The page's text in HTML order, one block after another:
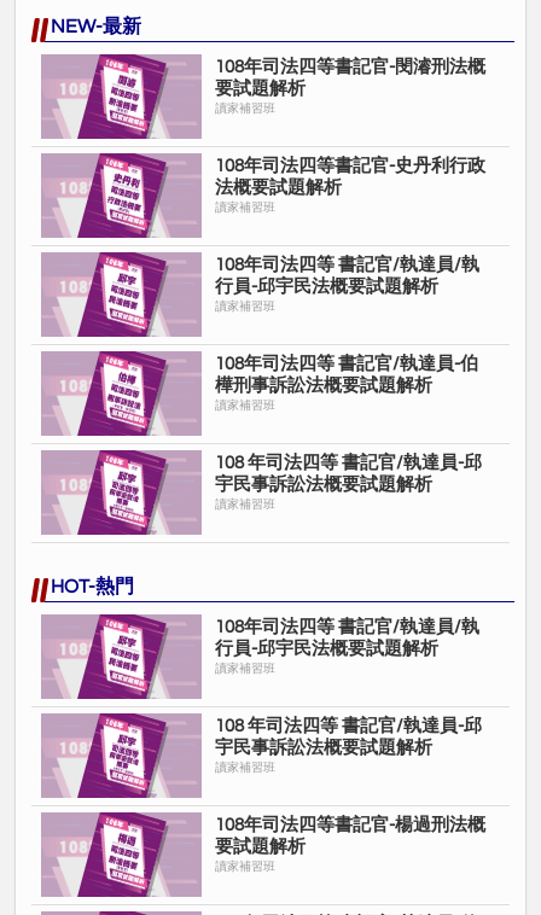
NEW-最新
108年司法四等書記官-閔濬刑法概
要試題解析
讀家補習班
108年司法四等書記官-史丹利行政
法概要試題解析
讀家補習班
108年司法四等 書記官/執達員/執
行員-邱宇民法概要試題解析
讀家補習班
108年司法四等 書記官/執達員-伯
樺刑事訴訟法概要試題解析
讀家補習班
108 年司法四等 書記官/執達員-邱
宇民事訴訟法概要試題解析
讀家補習班
HOT-熱門
108年司法四等 書記官/執達員/執
行員-邱宇民法概要試題解析
讀家補習班
108 年司法四等 書記官/執達員-邱
宇民事訴訟法概要試題解析
讀家補習班
108年司法四等書記官-楊過刑法概
要試題解析
讀家補習班